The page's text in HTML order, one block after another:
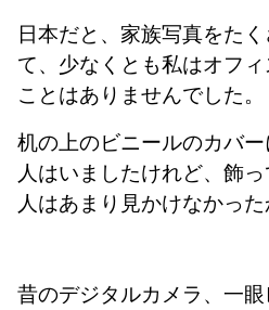
日本だと、家族写真をた
て、少なくとも私はオフ
ことはありませんでした。
机の上のビニールのカバ
人はいましたけれど、飾
人はあまり見かけなかった
昔のデジタルカメラ、一